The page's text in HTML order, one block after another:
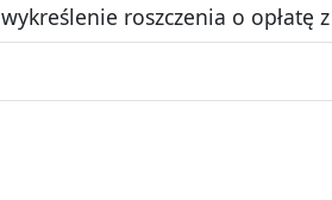
roszczenia o opłatę